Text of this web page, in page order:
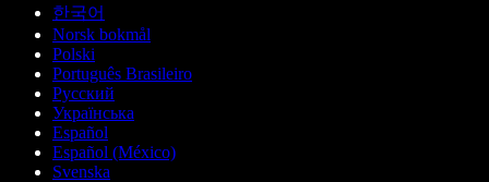
한국어
Norsk bokmål
Polski
Português Brasileiro
Русский
Українська
Español
Español (México)
Svenska